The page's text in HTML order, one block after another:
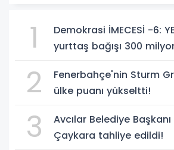
1
Demokrasi İMECESİ -6:
yurttaş bağışı 300
2
Fenerbahçe'nin Sturm
ülke puanı yükseltti!
3
Avcılar Belediye
Çaykara tahliye edildi!